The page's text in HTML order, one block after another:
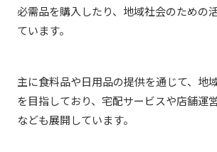
必需品を購入したり、地域社会のための
ています。
主に食料品や日用品の提供を通じて、地
を目指しており、宅配サービスや店舗運
なども展開しています。